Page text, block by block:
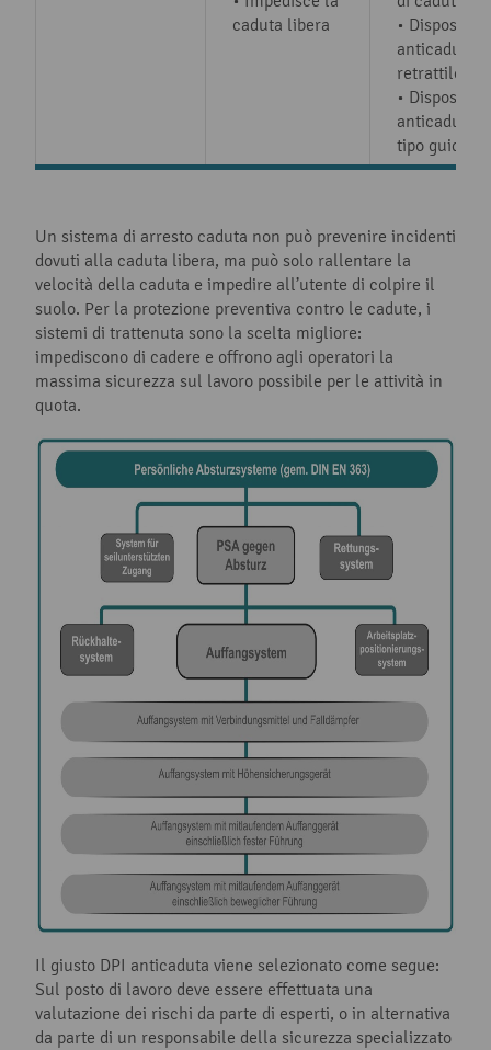
caduta libera
• Dispositivo
anticaduta
retrattile
• Dispositivi
anticaduta
tipo guidato
Un sistema di arresto caduta non può prevenire incidenti
dovuti alla caduta libera, ma può solo rallentare la
velocità della caduta e impedire all’utente di colpire il
suolo. Per la protezione preventiva contro le cadute, i
sistemi di trattenuta sono la scelta migliore:
impediscono di cadere e offrono agli operatori la
massima sicurezza sul lavoro possibile per le attività in
quota.
Il giusto DPI anticaduta viene selezionato come segue:
Sul posto di lavoro deve essere effettuata una
valutazione dei rischi da parte di esperti, o in alternativa
da parte di un responsabile della sicurezza specializzato